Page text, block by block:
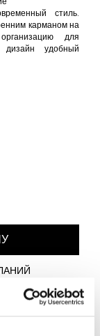
стиль.
карманом на
для
дизайн удобный